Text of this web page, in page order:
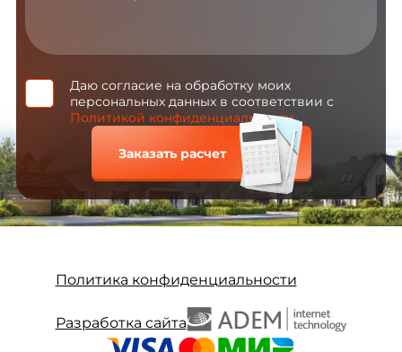
Даю согласие на обработку моих
персональных данных в соответствии с
Политикой конфиденциальности
Заказать расчет
Политика конфиденциальности
Разработка сайта